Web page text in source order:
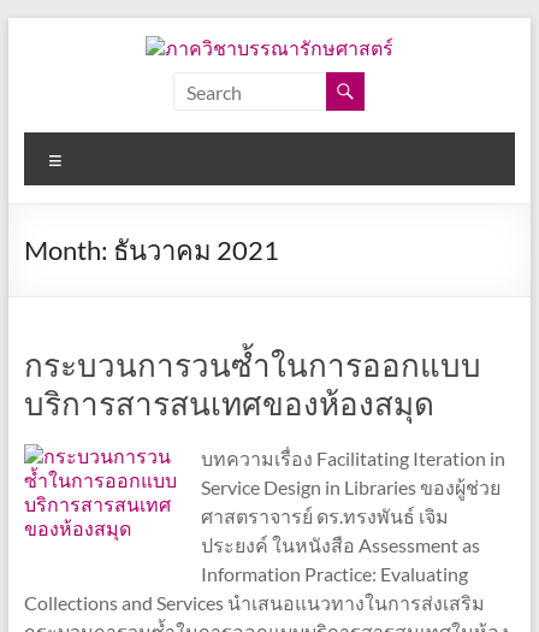
วิชา
บรรณารักษศาสตร์
อักษร
Month: ธันวาคม 2021
กระบวนการวนซ้ำในการออกแบบ
บริการสารสนเทศของห้องสมุด
บทความเรื่อง Facilitating Iteration in
Service Design in Libraries ของผู้ช่วย
ศาสตราจารย์ ดร.ทรงพันธ์ เจิม
ประยงค์ ในหนังสือ Assessment as
Information Practice: Evaluating
Collections and Services นำเสนอแนวทางในการส่งเสริม